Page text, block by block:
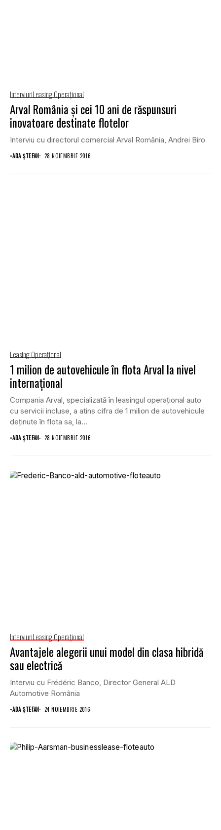
InterviuriLeasing Operaţional
Arval România şi cei 10 ani de răspunsuri
inovatoare destinate flotelor
Interviu cu directorul comercial Arval România, Andrei Biro
•ADA ȘTEFAN 28 NOIEMBRIE 2016
Leasing Operaţional
1 milion de autovehicule în flota Arval la nivel
internaţional
Compania Arval, specializată în leasingul operaţional auto
cu servicii incluse, a atins cifra de 1 milion de autovehicule
deţinute în flota sa, la...
•ADA ȘTEFAN 28 NOIEMBRIE 2016
InterviuriLeasing Operaţional
Avantajele alegerii unui model din clasa hibridă
sau electrică
Interviu cu Frédéric Banco, Director General ALD
Automotive România
•ADA ȘTEFAN 24 NOIEMBRIE 2016